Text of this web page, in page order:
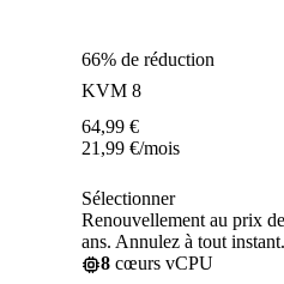
66% de réduction
KVM 8
64,99 €
21,99 €/mois
Sélectionner
Renouvellement au prix
ans. Annulez à tout instant.
8 cœurs vCPU